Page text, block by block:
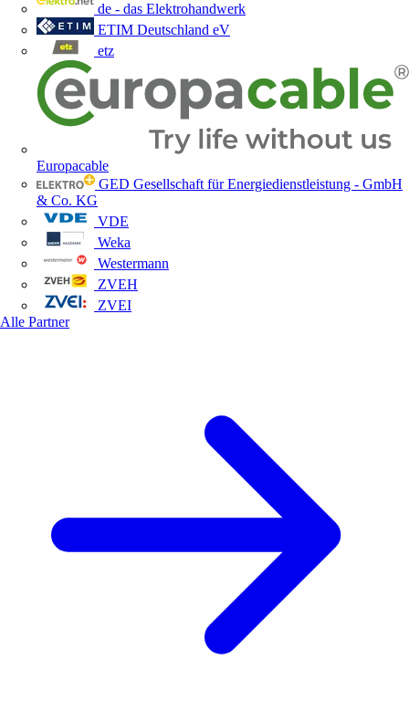
de - das Elektrohandwerk
ETIM Deutschland eV
etz
Europacable
GED Gesellschaft für Energiedienstleistung - GmbH
& Co. KG
VDE
Weka
Westermann
ZVEH
ZVEI
Alle Partner